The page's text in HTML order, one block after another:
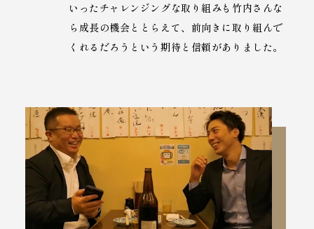
いったチャレンジングな取り組みも竹内さんな
ら成長の機会ととらえて、前向きに取り組んで
くれるだろうという期待と信頼がありました。